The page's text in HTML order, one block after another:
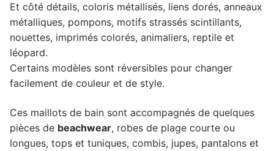
Et côté détails, coloris métallisés, liens dorés, anneaux
métalliques, pompons, motifs strassés scintillants,
nouettes, imprimés colorés, animaliers, reptile et
léopard.
Certains modèles sont réversibles pour changer
facilement de couleur et de style.
Ces maillots de bain sont accompagnés de quelques
pièces de beachwear, robes de plage courte ou
longues, tops et tuniques, combis, jupes, pantalons et